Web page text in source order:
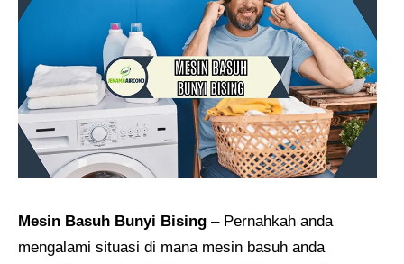
Mesin Basuh Bunyi Bising – Pernahkah anda
mengalami situasi di mana mesin basuh anda